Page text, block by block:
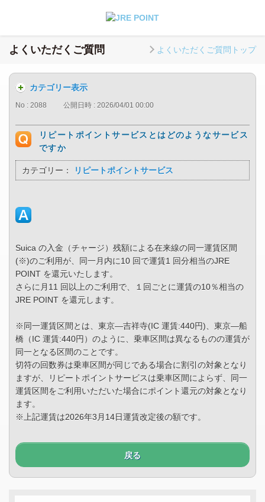
よくいただくご質問 よくいただくご質問トップ
カテゴリー表示
No : 2088 公開日時 : 2026/04/01 00:00
リピートポイントサービスとはどのようなサービス
ですか
カテゴリー： リピートポイントサービス
Suica の入金（チャージ）残額による在来線の同一運賃区間
(※)のご利用が、同一月内に10 回で運賃1 回分相当のJRE
POINT を還元いたします。
さらに月11 回以上のご利用で、１回ごとに運賃の10％相当の
JRE POINT を還元します。
※同一運賃区間とは、東京―吉祥寺(IC 運賃:440円)、東京―船
橋（IC 運賃:440円）のように、乗車区間は異なるものの運賃が
同一となる区間のことです。
切符の回数券は乗車区間が同じである場合に割引の対象となり
ますが、リピートポイントサービスは乗車区間によらず、同一
運賃区間をご利用いただいた場合にポイント還元の対象となり
ます。
※上記運賃は2026年3月14日運賃改定後の額です。
戻る